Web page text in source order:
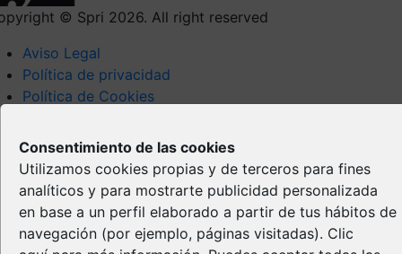
Consentimiento de las cookies
Utilizamos cookies propias y de terceros para fines
analíticos y para mostrarte publicidad personalizada
en base a un perfil elaborado a partir de tus hábitos de
navegación (por ejemplo, páginas visitadas). Clic
© Spri 2026. All right reserved
Aviso Legal
Política de privacidad
Política de Cookies